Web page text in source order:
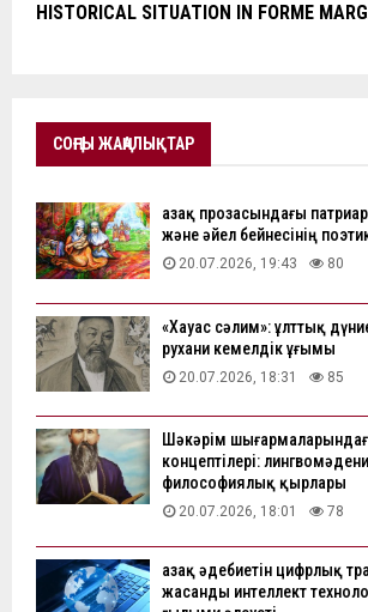
HISTORICAL SITUATION IN FORME
СОҢҒЫ ЖАҢАЛЫҚТАР
Қазақ прозасындағы
және әйел бейнесінің
20.07.2026, 19:43 80
«Хауас сәлим»: ұлттық
рухани кемелдік ұғымы
20.07.2026, 18:31 85
Шәкәрім
концептілері:
философиялық қырлары
20.07.2026, 18:01 78
Қазақ әдебиетін цифрлық
жасанды интеллект